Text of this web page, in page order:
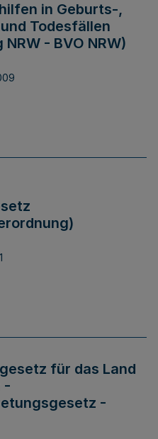
in Geburts-,
Todesfällen
- BVO NRW)
für das Land
-
-